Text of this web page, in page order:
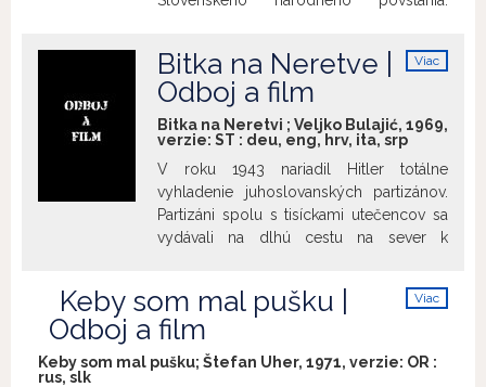
psychedelickej meditácie o vojne a
povahe človeka uprostred nej. Viac
informácií o Ladislavovi Ťažkom nájdete
tu
septembri toho roku – dôvodom boli
napríklad časopisu Cahiers du cinéma).
Po roku 2006, keď bola Armáda tieňov
uvedená napríklad v USA, sa mu dočkalo
oneskoreného uznania. Zdroj fotografie:
© Studio Canal
slovenský vysielač, Duša kameňa,
Nemecká, Francúzski partizáni v SNP.
Viac
Bitka na Neretve |
Odboj a film
Bitka na Neretvi ; Veljko Bulajić, 1969,
verzie: ST : deu, eng, hrv, ita, srp
V roku 1943 nariadil Hitler totálne
vyhladenie juhoslovanských partizánov.
Partizáni spolu s tisíckami utečencov sa
vydávali na dlhú cestu na sever k
Neretva cez jediný, stále existujúci most.
Čelili útokom nemeckých tankov,
talianskej pechoty, nepriateľskému
letectvu ale aj chorobám a neúprosným
Viac
Keby som mal pušku |
Odboj a film
Keby som mal pušku; Štefan Uher, 1971, verzie: OR :
rus, slk